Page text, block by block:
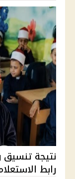
نتيجة تنسيق
رابط